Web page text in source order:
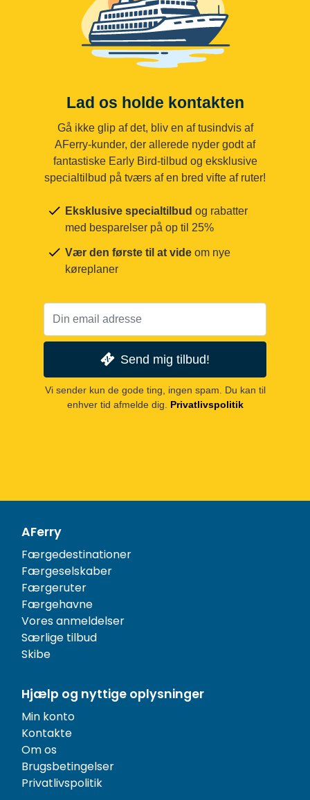
Lad os holde kontakten
Gå ikke glip af det, bliv en af tusindvis af
AFerry-kunder, der allerede nyder godt af
fantastiske Early Bird-tilbud og eksklusive
specialtilbud på tværs af en bred vifte af ruter!
Eksklusive specialtilbud og rabatter
med besparelser på op til 25%
Vær den første til at vide om nye
køreplaner
Send mig tilbud!
Vi sender kun de gode ting, ingen spam. Du kan til
enhver tid afmelde dig.
Privatlivspolitik
AFerry
Færgedestinationer
Færgeselskaber
Færgeruter
Færgehavne
Vores anmeldelser
Særlige tilbud
Skibe
Hjælp og nyttige oplysninger
Min konto
Kontakte
Om os
Brugsbetingelser
Privatlivspolitik